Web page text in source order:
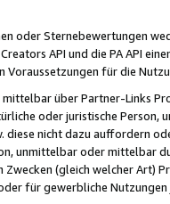
oder Sternebewertungen
API und die PA API
für die
über Partner-Links
oder juristische
nicht dazu auffordern
unmittelbar oder mittelbar
(gleich welcher Art)
für gewerbliche